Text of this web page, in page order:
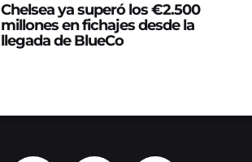
Chelsea ya superó los €2.500
millones en fichajes desde la
llegada de BlueCo